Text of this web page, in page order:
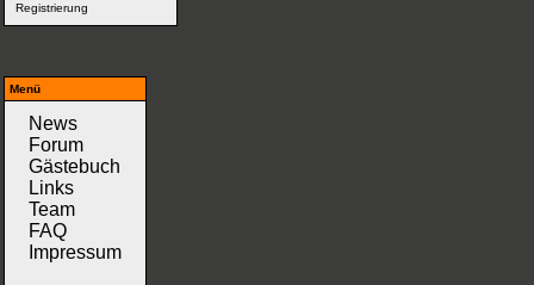
Registrierung
Menü
News
Forum
Gästebuch
Links
Team
FAQ
Impressum